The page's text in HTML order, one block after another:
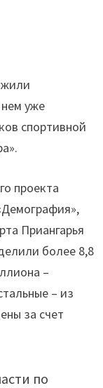
уже
спортивной
проекта
Приангарья
более 8,8
–
– из
за счет
по